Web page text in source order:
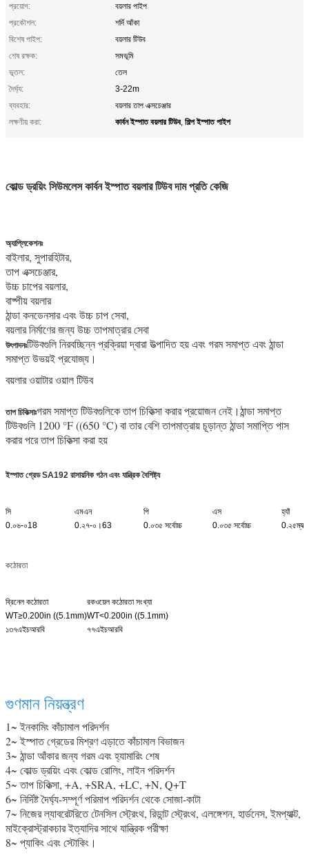
প্রয়োগ:
বয়লার পাইপ
প্রকৌশল:
শর্দি আঁকা
বিশেষ পাইপ:
বয়লার টিউব
শেষ রক্ষক:
সমভূমি
ভূতল:
তেল
দৈর্ঘ্য:
3-22m
ব্যবহার:
বয়লার তাপ এক্সচেঞ্জার
লক্ষণীয় করা:
কার্বন ইস্পাত বয়লার টিউব, শিল্প ইস্পাত পাইপ
কোল্ড ড্রয়িং সিউমলেস কার্বন ইস্পাত বয়লার টিউব দাম প্রতি কেজি
অ্যাপ্লিকেশনঃ
বাইলার, সুপারহিটার,
তাপ এক্সচেঞ্জার,
উচ্চ চাপের বয়লার,
বাষ্পীয় বয়লার
ঠান্ডা কনডেনসার এবং উচ্চ চাপ সেবা,
বয়লার নির্মাণের জন্য উচ্চ তাপমাত্রার সেবা
উৎপাদনঃটিউবগুলি নিরবচ্ছিন্ন প্রক্রিয়া দ্বারা উত্পাদিত হয় এবং গরম সমাপ্ত এবং ঠান্ডা
সমাপ্ত উভয়ই প্রযোজ্য।
বয়লার ওয়াটার ওয়াল টিউব
তাপ চিকিত্সাঃগরম সমাপ্ত টিউবগুলিকে তাপ চিকিত্সা করার প্রয়োজন নেই।ঠান্ডা সমাপ্ত
টিউবগুলি 1200 °F ((650 °C) বা তার বেশি তাপমাত্রায় চূড়ান্ত ঠান্ডা সমাপ্তি পাস
করার পরে তাপ চিকিত্সা করা হয়
ইস্পাত গ্রেড SA192 রাসায়নিক গঠন এবং যান্ত্রিক বৈশিষ্ট্য
সি এমএন পি এস
হ্যাঁ
0.০৬-০18
0.২৭-০।63 0.০৩৫ সর্বোচ্চ 0.০৩৫ সর্বোচ্চ 0.২৫ম্যাক্স
কঠোরতা
ব্রিনেল কঠোরতা
রকওয়েল কঠোরতা সংখ্যা
WT≥0.200in ((5.1mm)WT<0.200in ((5.1mm)
১৩৭এইচআরবি
৭৭এইচআরবি
গুণমান নিয়ন্ত্রণ
1~ ইনকামিং কাঁচামাল পরিদর্শন
2~ ইস্পাত গ্রেডের মিশ্রণ এড়াতে কাঁচামাল বিভাজন
3~ ঠান্ডা আঁকার জন্য গরম এবং হ্যামারিং শেষ
4~ কোল্ড ড্রয়িং এবং কোল্ড রোলিং, লাইন পরিদর্শন
5~ তাপ চিকিত্সা, +A, +SRA, +LC, +N, Q+T
6~ নির্দিষ্ট দৈর্ঘ্য-সম্পূর্ণ পরিমাপ পরিদর্শন থেকে সোজা-কাটা
7~ নিজের ল্যাবরেটরিতে টেনসিল স্ট্রেংথ, রিডান্ট স্ট্রেংথ, এলঙ্গেশন, হার্ডনেস, ইমপ্যাক্ট,
মাইক্রোস্ট্রাকচার ইত্যাদির সাথে যান্ত্রিক পরীক্ষা
8~ প্যাকিং এবং স্টোকিং।